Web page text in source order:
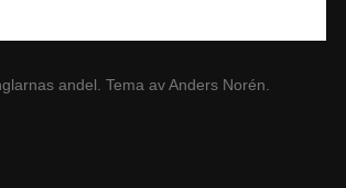
andel. Tema avAnders Norén.